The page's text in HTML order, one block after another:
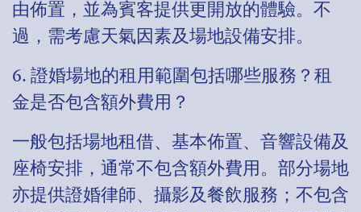
由佈置，並為賓客提供更開放的體驗。不
過，需考慮天氣因素及場地設備安排。
6. 證婚場地的租用範圍包括哪些服務？租
金是否包含額外費用？
一般包括場地租借、基本佈置、音響設備及
座椅安排，通常不包含額外費用。部分場地
亦提供證婚律師、攝影及餐飲服務；不包含